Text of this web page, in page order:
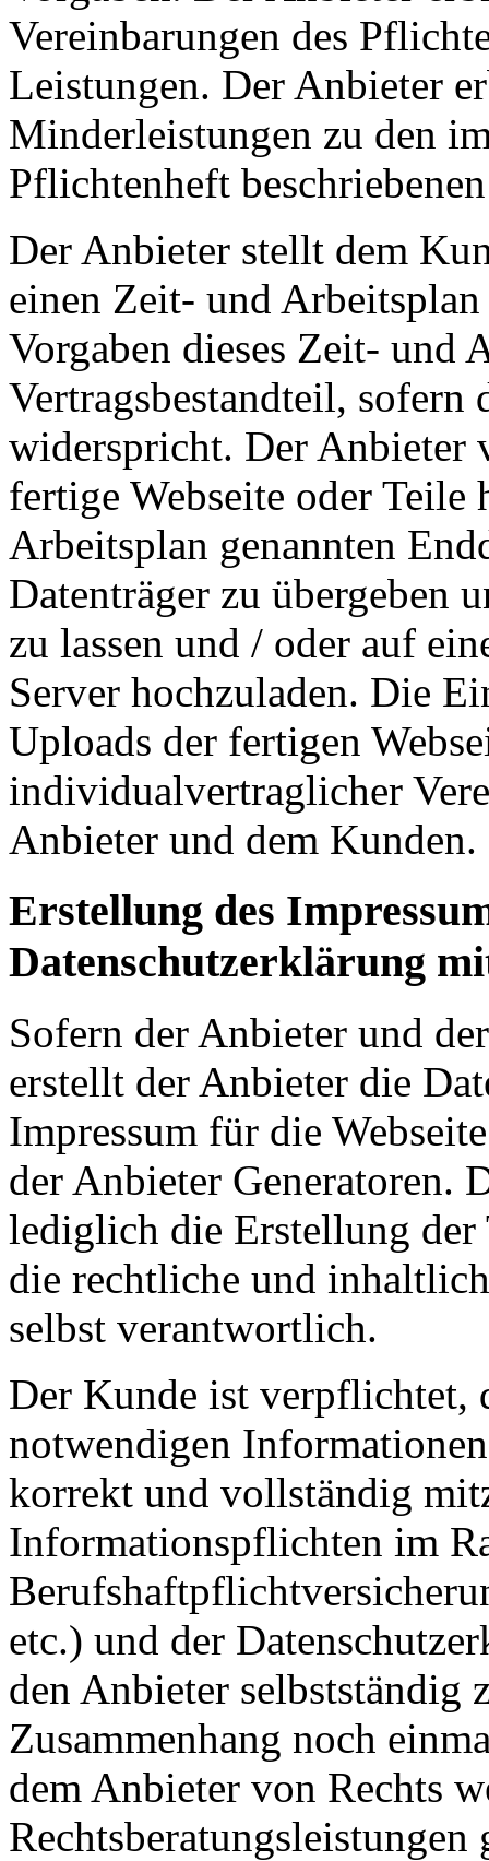
Vereinbarungen des
Leistungen. Der Anbieter
Minderleistungen zu den
Pflichtenheft
Der Anbieter stellt dem
einen Zeit- und
Vorgaben dieses Zeit- und
Vertragsbestandteil,
widerspricht. Der Anbieter
fertige Webseite oder
Arbeitsplan genannten
Datenträger zu übergeben
zu lassen und / oder auf
Server hochzuladen. Die
Uploads der fertigen
individualvertraglicher
Anbieter und dem Kunden.
Erstellung des
Datenschutzerklärung
Sofern der Anbieter und
erstellt der Anbieter die
Impressum für die
der Anbieter Generatoren.
lediglich die Erstellung der
die rechtliche und
selbst verantwortlich.
Der Kunde ist verpflichtet,
notwendigen
korrekt und vollständig
Informationspflichten im
etc.) und der
den Anbieter selbstständig
Zusammenhang noch
dem Anbieter von Rechts